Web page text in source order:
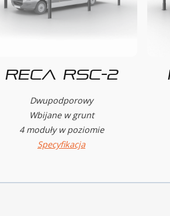
Reca RSC-2
Dwupodporowy
Wbijane w grunt
4 moduły w poziomie
Specyfikacja